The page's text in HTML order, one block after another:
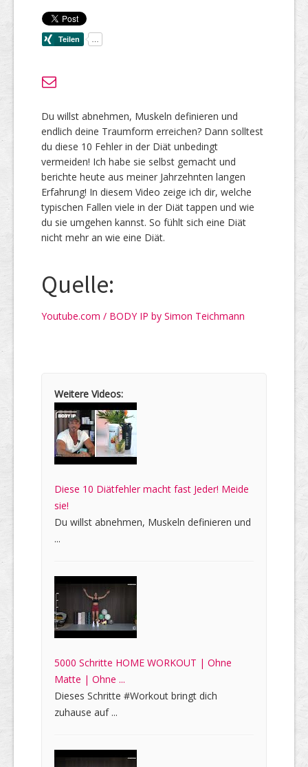
Du willst abnehmen, Muskeln definieren und
endlich deine Traumform erreichen? Dann solltest
du diese 10 Fehler in der Diät unbedingt
vermeiden! Ich habe sie selbst gemacht und
berichte heute aus meiner Jahrzehnten langen
Erfahrung! In diesem Video zeige ich dir, welche
typischen Fallen viele in der Diät tappen und wie
du sie umgehen kannst. So fühlt sich eine Diät
nicht mehr an wie eine Diät.
Quelle:
Youtube.com / BODY IP by Simon Teichmann
Weitere Videos:
Diese 10 Diätfehler macht fast Jeder! Meide
sie!
Du willst abnehmen, Muskeln definieren und
...
5000 Schritte HOME WORKOUT | Ohne
Matte | Ohne ...
Dieses Schritte #Workout bringt dich
zuhause auf ...